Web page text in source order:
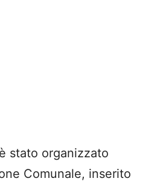
di Direttore artistico